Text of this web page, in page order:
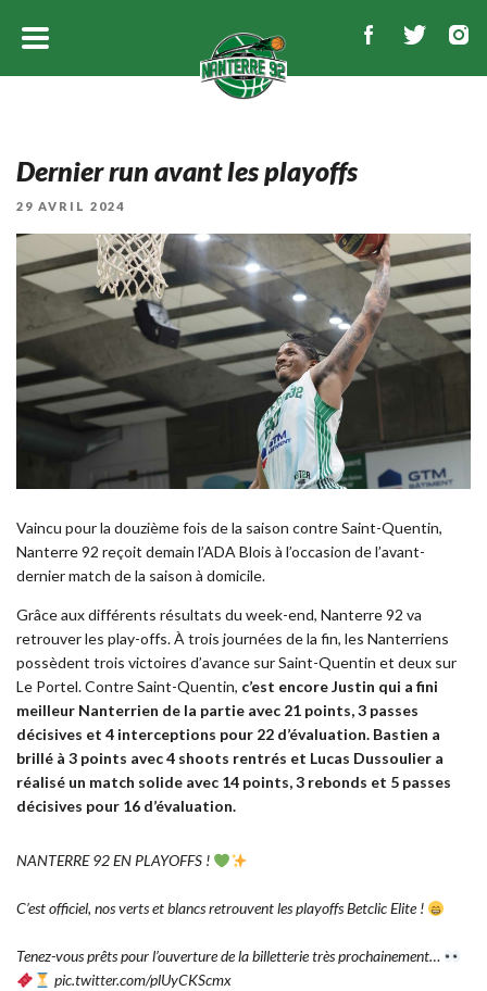
Dernier run avant les playoffs
PUBLIÉ
29 AVRIL 2024
Vaincu pour la douzième fois de la saison contre Saint-Quentin,
Nanterre 92 reçoit demain l’ADA Blois à l’occasion de l’avant-
dernier match de la saison à domicile.
Grâce aux différents résultats du week-end, Nanterre 92 va
retrouver les play-offs. À trois journées de la fin, les Nanterriens
possèdent trois victoires d’avance sur Saint-Quentin et deux sur
Le Portel. Contre Saint-Quentin, c’est encore Justin qui a fini
meilleur Nanterrien de la partie avec 21 points, 3 passes
décisives et 4 interceptions pour 22 d’évaluation. Bastien a
brillé à 3 points avec 4 shoots rentrés et Lucas Dussoulier a
réalisé un match solide avec 14 points, 3 rebonds et 5 passes
décisives pour 16 d’évaluation.
NANTERRE 92 EN PLAYOFFS !
C’est officiel, nos verts et blancs retrouvent les playoffs Betclic Elite !
Tenez-vous prêts pour l’ouverture de la billetterie très prochainement…
pic.twitter.com/plUyCKScmx